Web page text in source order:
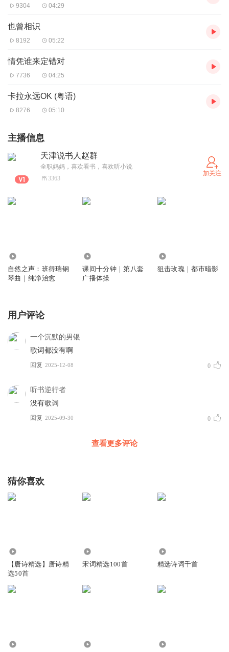
9304 04:29
也曾相识
8192 05:22
情凭谁来定错对
7736 04:25
卡拉永远OK (粤语)
8276 05:10
主播信息
天津说书人赵群
全职妈妈，喜欢看书，喜欢听小说
3363
加关注
自然之声：班得瑞钢
琴曲｜纯净治愈
课间十分钟｜第八套
广播体操
狙击玫瑰｜都市暗影
用户评论
一个沉默的男银
歌词都没有啊
回复 2025-12-08 0
听书逆行者
没有歌词
回复 2025-09-30 0
查看更多评论
猜你喜欢
【唐诗精选】唐诗精
选50首
宋词精选100首 精选诗词千首